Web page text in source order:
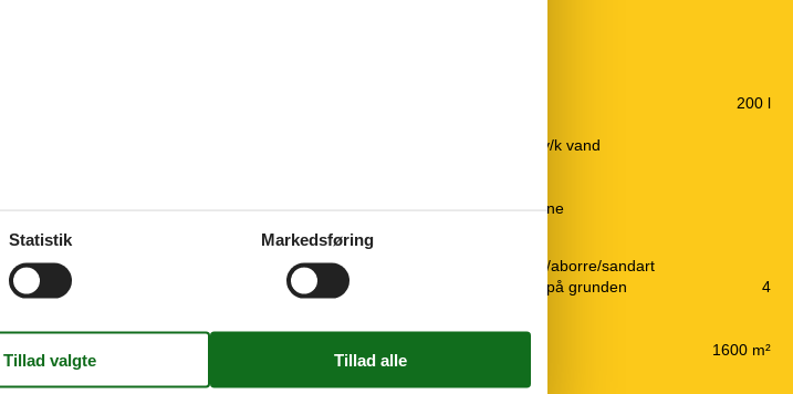
2015
Nærmeste restaurant
8 km
Røgfrit hus
200 l
Køkkenet har v/k vand
Opvaskemaskine
Fiskeri, Gedde/aborre/sandart
Gratis p-plads på grunden
4
Havemøbler
1600 m²
Wellness
Statistik Markedsføring